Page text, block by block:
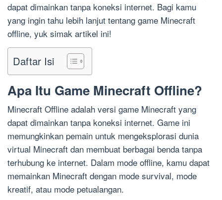
dapat dimainkan tanpa koneksi internet. Bagi kamu
yang ingin tahu lebih lanjut tentang game Minecraft
offline, yuk simak artikel ini!
Daftar Isi
Apa Itu Game Minecraft Offline?
Minecraft Offline adalah versi game Minecraft yang
dapat dimainkan tanpa koneksi internet. Game ini
memungkinkan pemain untuk mengeksplorasi dunia
virtual Minecraft dan membuat berbagai benda tanpa
terhubung ke internet. Dalam mode offline, kamu dapat
memainkan Minecraft dengan mode survival, mode
kreatif, atau mode petualangan.